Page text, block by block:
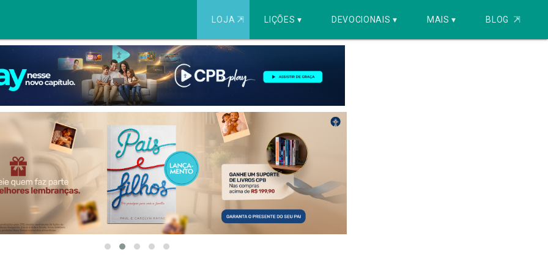
LOJA ⇱ LIÇÕES ▾ DEVOCIONAIS ▾ MAIS ▾ BLOG ⇱